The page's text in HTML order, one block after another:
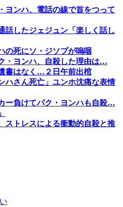
ヨンハ、電話の線で首をつって
話したジェジュン「楽しく話し
の死にソ・ジソプが嗚咽
・ヨンハ、自殺した理由は…
書はなく…２日午前出棺
ハさん死亡」ユンホ沈痛な表情
ー負けてパク・ヨンハも自殺…
ストレスによる衝動的自殺と推